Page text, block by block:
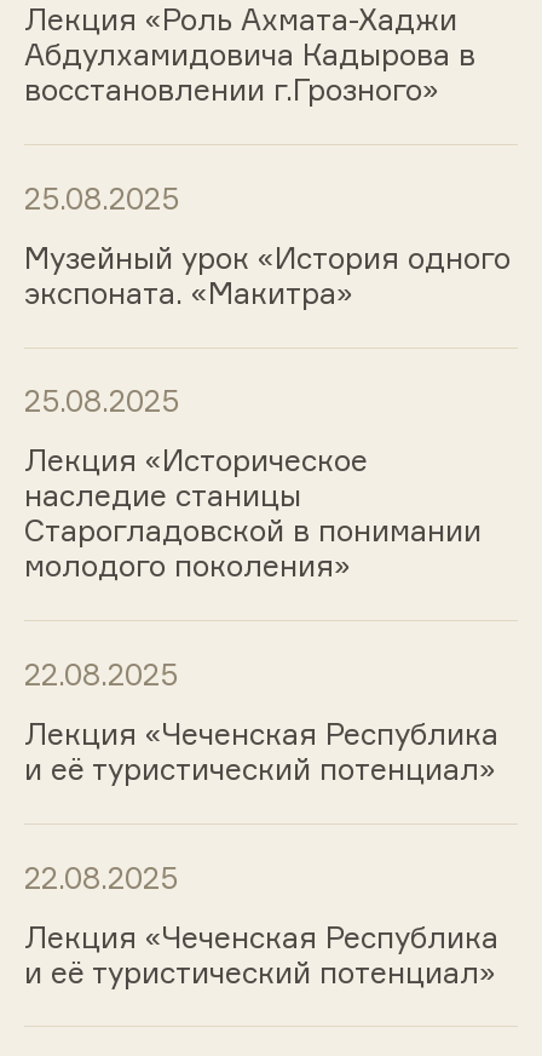
Лекция «Роль Ахмата-Хаджи
Абдулхамидовича Кадырова в
восстановлении г.Грозного»
25.08.2025
Музейный урок «История одного
экспоната. «Макитра»
25.08.2025
Лекция «Историческое
наследие станицы
Старогладовской в понимании
молодого поколения»
22.08.2025
Лекция «Чеченская Республика
и её туристический потенциал»
22.08.2025
Лекция «Чеченская Республика
и её туристический потенциал»